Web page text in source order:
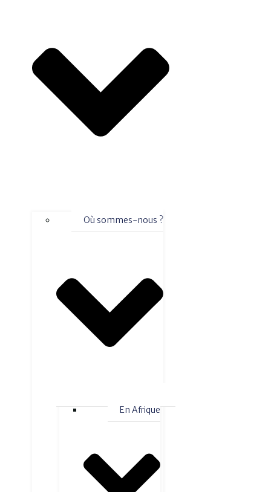
Où sommes-nous ?
En Afrique